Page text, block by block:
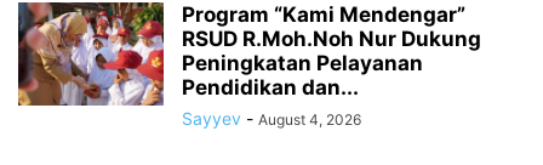
Program “Kami Mendengar”
RSUD R.Moh.Noh Nur Dukung
Peningkatan Pelayanan
Pendidikan dan...
Sayyev - August 4, 2026